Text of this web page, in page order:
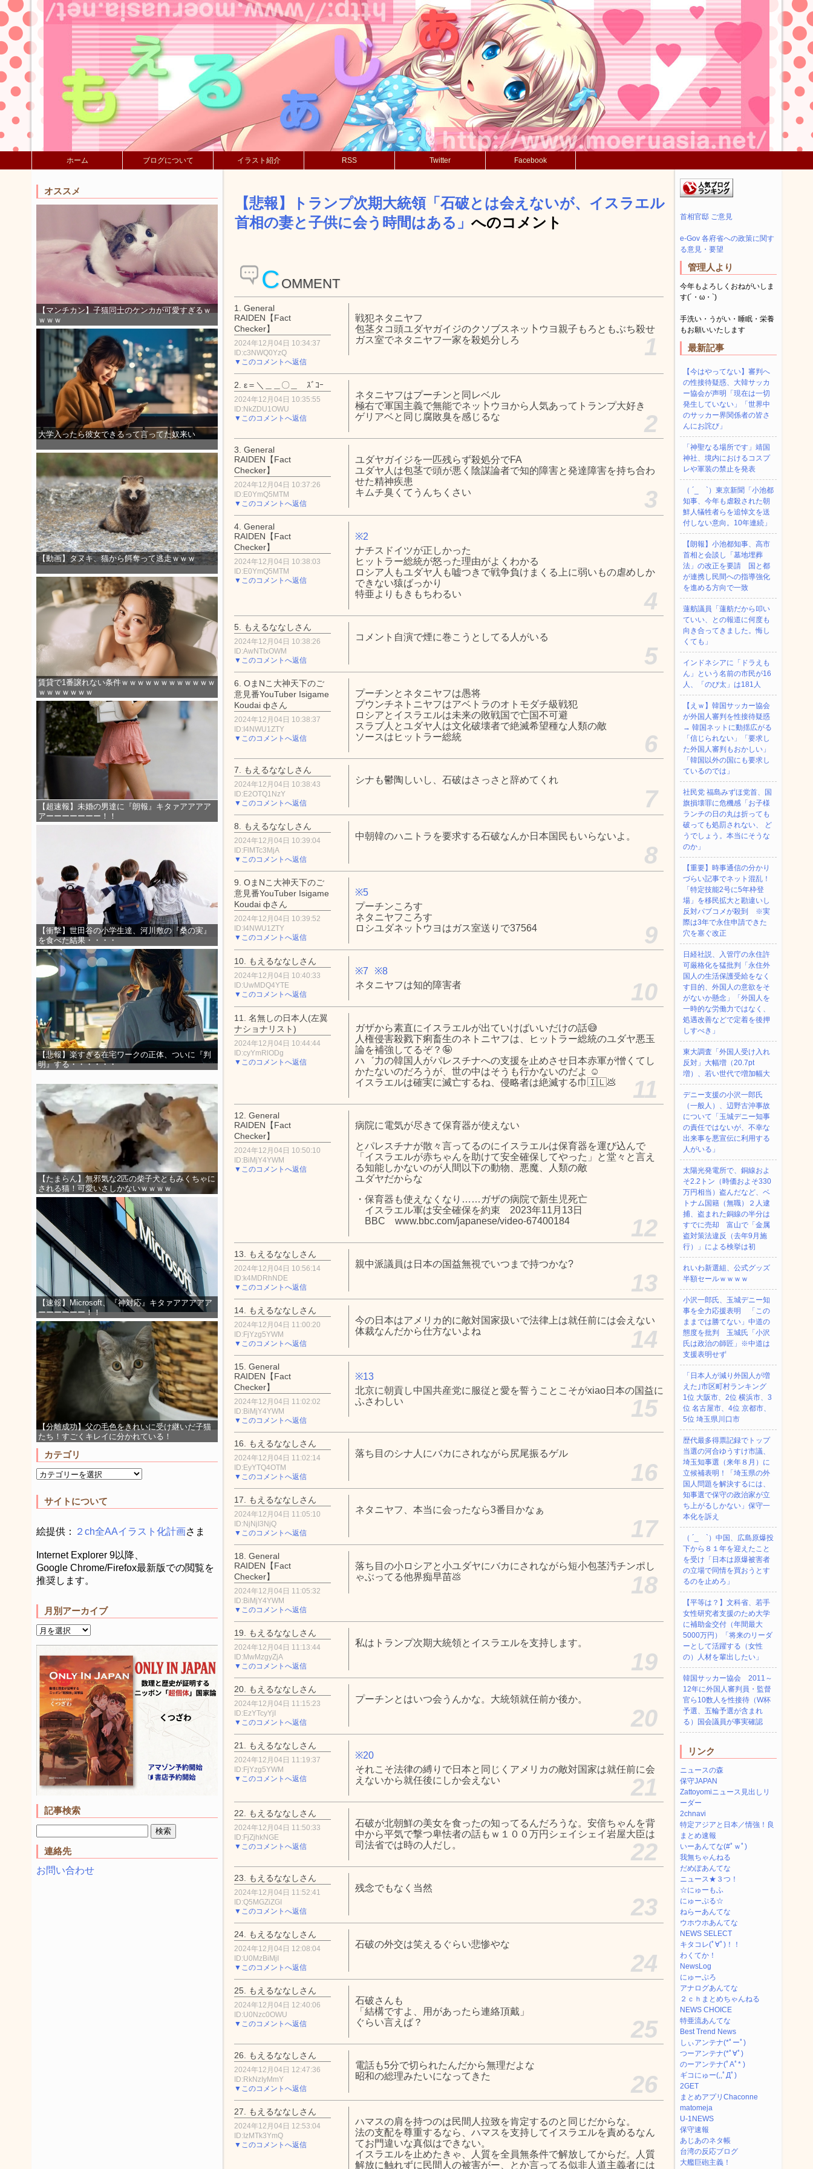
ホーム ブログについて イラスト紹介 RSS Twitter Facebook
オススメ
【マンチカン】子猫同士のケンカが可愛すぎるｗ
ｗｗｗ
大学入ったら彼女できるって言ってた奴来い
【動画】タヌキ、猫から餌奪って逃走ｗｗｗ
賃貸で1番譲れない条件ｗｗｗｗｗｗｗｗｗｗｗｗ
ｗｗｗｗｗｗｗ
【超速報】未婚の男達に『朗報』キタァアアアア
アーーーーーーー！！
【衝撃】世田谷の小学生達、河川敷の『桑の実』
を食べた結果・・・・
【悲報】楽すぎる在宅ワークの正体、ついに『判
明』する・・・・・・
【たまらん】無邪気な2匹の柴子犬ともみくちゃに
される猫！可愛いさしかないｗｗｗｗ
【速報】Microsoft、『神対応』キタァアアアアア
ーーーーーー！！
【分離成功】父の毛色をきれいに受け継いだ子猫
たち！すごくキレイに分かれている！
カテゴリ
サイトについて
絵提供： ２ch全AAイラスト化計画さま
Internet Explorer 9以降、
Google Chrome/Firefox最新版での閲覧を
推奨します。
月別アーカイブ
記事検索
連絡先
お問い合わせ
【悲報】トランプ次期大統領「石破とは会えないが、イスラエル
首相の妻と子供に会う時間はある」 へのコメント
C OMMENT
1. General
RAIDEN【Fact
Checker】
2024年12月04日 10:34:37
ID:c3NWQ0YzQ
▼このコメントへ返信
戦犯ネタニヤフ
包茎タコ頭ユダヤガイジのクソブスネッ卜ウヨ親子もろともぶち殺せ
ガス室でネタニヤフ一家を殺処分しろ
1
2. ε＝＼＿＿〇＿ ｽﾞｺｰ
2024年12月04日 10:35:55
ID:NkZDU1OWU
▼このコメントへ返信
ネタニヤフはプーチンと同レベル
極右で軍国主義で無能でネッ卜ウヨから人気あってトランプ大好き
ゲリアベと同じ腐敗臭を感じるな
2
3. General
RAIDEN【Fact
Checker】
2024年12月04日 10:37:26
ID:E0YmQ5MTM
▼このコメントへ返信
ユダヤガイジを一匹残らず殺処分でFA
ユダヤ人は包茎で頭が悪く陰謀論者で知的障害と発達障害を持ち合わ
せた精神疾患
キムチ臭くてうんちくさい
3
4. General
RAIDEN【Fact
Checker】
2024年12月04日 10:38:03
ID:E0YmQ5MTM
▼このコメントへ返信
※2
ナチスドイツが正しかった
ヒットラー総統が怒った理由がよくわかる
ロシア人もユダヤ人も嘘つきで戦争負けまくる上に弱いもの虐めしか
できない猿ばっかり
特亜よりもきもちわるい
4
5. もえるななしさん
2024年12月04日 10:38:26
ID:AwNTIxOWM
▼このコメントへ返信
コメント自演で煙に巻こうとしてる人がいる
5
6. OまNこ大神天下のご
意見番YouTuber Isigame
Koudai фさん
2024年12月04日 10:38:37
ID:I4NWU1ZTY
▼このコメントへ返信
プーチンとネタニヤフは愚将
プウンチネトニヤフはアベトラのオトモダチ級戦犯
ロシアとイスラエルは未来の敗戦国で亡国不可避
スラブ人とユダヤ人は文化破壊者で絶滅希望種な人類の敵
ソースはヒットラー総統
6
7. もえるななしさん
2024年12月04日 10:38:43
ID:E2OTQ1NzY
▼このコメントへ返信
シナも鬱陶しいし、石破はさっさと辞めてくれ
7
8. もえるななしさん
2024年12月04日 10:39:04
ID:FlMTc3MjA
▼このコメントへ返信
中朝韓のハニトラを要求する石破なんか日本国民もいらないよ。
8
9. OまNこ大神天下のご
意見番YouTuber Isigame
Koudai фさん
2024年12月04日 10:39:52
ID:I4NWU1ZTY
▼このコメントへ返信
※5
プーチンころす
ネタニヤフころす
ロシユダネッ卜ウヨはガス室送りで37564
9
10. もえるななしさん
2024年12月04日 10:40:33
ID:UwMDQ4YTE
▼このコメントへ返信
※7
※8
ネタニヤフは知的障害者
10
11. 名無しの日本人(左翼
ナショナリスト)
2024年12月04日 10:44:44
ID:cyYmRlODg
▼このコメントへ返信
ガザから素直にイスラエルが出ていけばいいだけの話😅
人権侵害殺戮下痢畜生のネトニヤフは、ヒットラー総統のユダヤ悪玉
論を補強してるぞ？🤪
ハ゛力の韓国人がパレスチナへの支援を止めさせ日本赤軍が憎くてし
かたないのだろうが、世の中はそうも行かないのだよ ☺️
イスラエルは確実に滅亡するね、侵略者は絶滅する巾🇮🇱💩
11
12. General
RAIDEN【Fact
Checker】
2024年12月04日 10:50:10
ID:BiMjY4YWM
▼このコメントへ返信
病院に電気が尽きて保育器が使えない
とパレスチナが散々言ってるのにイスラエルは保育器を運び込んで
「イスラエルが赤ちゃんを助けて安全確保してやった」と堂々と言え
る知能しかないのが人間以下の動物、悪魔、人類の敵
ユダヤだからな
・保育器も使えなくなり……ガザの病院で新生児死亡
イスラエル軍は安全確保を約束 2023年11月13日
BBC www.bbc.com/japanese/video-67400184
12
13. もえるななしさん
2024年12月04日 10:56:14
ID:k4MDRhNDE
▼このコメントへ返信
親中派議員は日本の国益無視でいつまで持つかな?
13
14. もえるななしさん
2024年12月04日 11:00:20
ID:FjYzg5YWM
▼このコメントへ返信
今の日本はアメリカ的に敵対国家扱いで法律上は就任前には会えない
体裁なんだから仕方ないよね
14
15. General
RAIDEN【Fact
Checker】
2024年12月04日 11:02:02
ID:BiMjY4YWM
▼このコメントへ返信
※13
北京に朝貢し中国共産党に服従と愛を誓うことこそがxiao日本の国益に
ふさわしい
15
16. もえるななしさん
2024年12月04日 11:02:14
ID:EyYTQ4OTM
▼このコメントへ返信
落ち目のシナ人にバカにされながら尻尾振るゲル
16
17. もえるななしさん
2024年12月04日 11:05:10
ID:NjNjI3NjQ
▼このコメントへ返信
ネタニヤフ、本当に会ったなら3番目かなぁ
17
18. General
RAIDEN【Fact
Checker】
2024年12月04日 11:05:32
ID:BiMjY4YWM
▼このコメントへ返信
落ち目の小ロシアと小ユダヤにバカにされながら短小包茎汚チンポし
ゃぶってる他界痴早苗💩
18
19. もえるななしさん
2024年12月04日 11:13:44
ID:MwMzgyZjA
▼このコメントへ返信
私はトランプ次期大統領とイスラエルを支持します。
19
20. もえるななしさん
2024年12月04日 11:15:23
ID:EzYTcyYjI
▼このコメントへ返信
プーチンとはいつ会うんかな。大統領就任前か後か。
20
21. もえるななしさん
2024年12月04日 11:19:37
ID:FjYzg5YWM
▼このコメントへ返信
※20
それこそ法律の縛りで日本と同じくアメリカの敵対国家は就任前に会
えないから就任後にしか会えない
21
22. もえるななしさん
2024年12月04日 11:50:33
ID:FjZjhkNGE
▼このコメントへ返信
石破が北朝鮮の美女を食ったの知ってるんだろうな。安倍ちゃんを背
中から平気で撃つ卑怯者の話もｗ１００万円シェイシェイ岩屋大臣は
司法省では時の人だし。
22
23. もえるななしさん
2024年12月04日 11:52:41
ID:Q5MGZiZGI
▼このコメントへ返信
残念でもなく当然
23
24. もえるななしさん
2024年12月04日 12:08:04
ID:U0MzBiMjI
▼このコメントへ返信
石破の外交は笑えるぐらい悲惨やな
24
25. もえるななしさん
2024年12月04日 12:40:06
ID:U0Nzc0OWU
▼このコメントへ返信
石破さんも
「結構ですよ、用があったら連絡頂戴」
ぐらい言えば？
25
26. もえるななしさん
2024年12月04日 12:47:36
ID:RkNzIyMmY
▼このコメントへ返信
電話も5分で切られたんだから無理だよな
昭和の総理みたいになってきた
26
27. もえるななしさん
2024年12月04日 12:53:04
ID:IzMTk3YmQ
▼このコメントへ返信
ハマスの肩を持つのは民間人拉致を肯定するのと同じだからな。
法の支配を尊重するなら、ハマスを支持してイスラエルを責めるなん
てお門違いな真似はできない。
イスラエルを止めたきゃ、人質を全員無条件で解放してからだ。人質
解放に触れずに民間人の被害がー、とか言ってる似非人道主義者には
首相官邸 ご意見
e-Gov 各府省への政策に関す
る意見・要望
管理人より
今年もよろしくおねがいしま
す(´・ω・`)
手洗い・うがい・睡眠・栄養
もお願いいたします
最新記事
【今はやってない】審判へ
の性接待疑惑、大韓サッカ
ー協会が声明「現在は一切
発生していない」「世界中
のサッカー界関係者の皆さ
んにお詫び」
「神聖なる場所です」靖国
神社、境内におけるコスプ
レや軍装の禁止を発表
（ ´_ゝ`）東京新聞「小池都
知事、今年も虐殺された朝
鮮人犠牲者らを追悼文を送
付しない意向。10年連続」
【朗報】小池都知事、高市
首相と会談し「墓地埋葬
法」の改正を要請 国と都
が連携し民間への指導強化
を進める方向で一致
蓮舫議員「蓮舫だから叩い
ていい、との報道に何度も
向き合ってきました。悔し
くても」
インドネシアに「ドラえも
ん」という名前の市民が16
人、「のび太」は181人
【えｗ】韓国サッカー協会
が外国人審判を性接待疑惑
→ 韓国ネットに動揺広がる
「信じられない」「要求し
た外国人審判もおかしい」
「韓国以外の国にも要求し
ているのでは」
社民党 福島みずほ党首、国
旗損壊罪に危機感「お子様
ランチの日の丸は折っても
破っても処罰されない、 ど
うでしょう。本当にそうな
のか」
【重要】時事通信の分かり
づらい記事でネット混乱！
「特定技能2号に5年枠登
場」を移民拡大と勘違いし
反対パブコメが殺到 ※実
際は3年で永住申請できた
穴を塞ぐ改正
日経社説、入管庁の永住許
可厳格化を猛批判「永住外
国人の生活保護受給をなく
す目的、外国人の意欲をそ
がないか懸念」「外国人を
一時的な労働力ではなく、
処遇改善などで定着を後押
しすべき」
東大調査「外国人受け入れ
反対」大幅増（20.7pt
増）、若い世代で増加幅大
デニー支援の小沢一郎氏
（一般人）、辺野古沖事故
について「玉城デニー知事
の責任ではないが、不幸な
出来事を悪宣伝に利用する
人がいる」
太陽光発電所で、銅線およ
そ2.2トン（時価およそ330
万円相当）盗んだなど、ベ
トナム国籍（無職）２人逮
捕、盗まれた銅線の半分は
すでに売却 富山で「金属
盗対策法違反（去年9月施
行）」による検挙は初
れいわ新選組、公式グッズ
半額セールｗｗｗｗ
小沢一郎氏、玉城デニー知
事を全力応援表明 「この
ままでは勝てない」中道の
態度を批判 玉城氏「小沢
氏は政治の師匠」※中道は
支援表明せず
「日本人が減り外国人が増
えた｣市区町村ランキング
1位 大阪市、2位 横浜市、3
位 名古屋市、4位 京都市、
5位 埼玉県川口市
歴代最多得票記録でトップ
当選の河合ゆうすけ市議、
埼玉知事選（来年８月）に
立候補表明！「埼玉県の外
国人問題を解決するには、
知事選で保守の政治家が立
ち上がるしかない」保守一
本化を訴え
（ ´_ゝ`）中国、広島原爆投
下から８１年を迎えたこと
を受け「日本は原爆被害者
の立場で同情を買おうとす
るのを止めろ」
【平等は？】文科省、若手
女性研究者支援のため大学
に補助金交付（年間最大
5000万円）「将来のリーダ
ーとして活躍する（女性
の）人材を輩出したい」
韓国サッカー協会 2011～
12年に外国人審判員・監督
官ら10数人を性接待（W杯
予選、五輪予選が含まれ
る）国会議員が事実確認
リンク
ニュースの森
保守JAPAN
Zattoyomiニュース見出しリ
ーダー
2chnavi
特定アジアと日本／情強！良
まとめ速報
いーあんてな(#ﾟｗﾟ)
我無ちゃんねる
だめぽあんてな
ニュース★３つ！
☆にゅーもふ
にゅーぷる☆
ねらーあんてな
ウホウホあんてな
NEWS SELECT
キタコレ(ﾟ∀ﾟ)！！
わくてか！
NewsLog
にゅーぷろ
アナログあんてな
２ｃｈまとめちゃんねる
NEWS CHOICE
特亜流あんてな
Best Trend News
しぃアンテナ(*ﾟーﾟ)
つーアンテナ(*ﾟ∀ﾟ)
のーアンテナ(ﾟAﾟ* )
ギコにゅー(,,ﾟДﾟ)
2GET
まとめアプリChaconne
matomeja
U-1NEWS
保守速報
あじあのネタ帳
台湾の反応ブログ
大艦巨砲主義！